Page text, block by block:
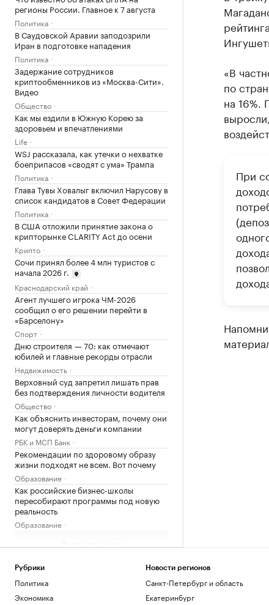
регионы России. Главное к 7 августа
Политика
В Саудовской Аравии заподозрили
Иран в подготовке нападения
Политика
Задержание сотрудников
криптообменников из «Москва-Сити».
Видео
Общество
Как мы ездили в Южную Корею за
здоровьем и впечатлениями
Life
WSJ рассказала, как утечки о нехватке
боеприпасов «сводят с ума» Трампа
Политика
Глава Тувы Ховалыг включил Нарусову в
список кандидатов в Совет Федерации
Политика
В США отложили принятие закона о
крипторынке CLARITY Act до осени
Крипто
Сочи принял более 4 млн туристов с
начала 2026 г.
Краснодарский край
Агент лучшего игрока ЧМ-2026
сообщил о его решении перейти в
«Барселону»
Спорт
Дню строителя — 70: как отмечают
юбилей и главные рекорды отрасли
Недвижимость
Верховный суд запретил лишать прав
без подтверждения личности водителя
Общество
Как объяснить инвесторам, почему они
могут доверять деньги компании
РБК и МСП Банк
Рекомендации по здоровому образу
жизни подходят не всем. Вот почему
Образование
Как российские бизнес-школы
пересобирают программы под новую
реальность
Образование
«В
по
на 16%.
При
Рубрики
Политика
Экономика
Новости регионов
Санкт-Петербург и область
Екатеринбург